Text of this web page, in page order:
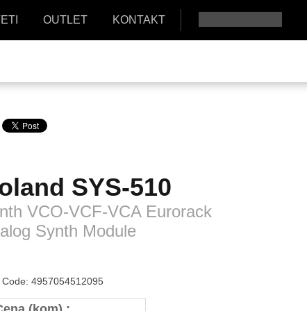
OUTLET KONTAKT
SYS-510
VCO-VCF-VCA Eurorack
Synth Module
Code: 4957054512095